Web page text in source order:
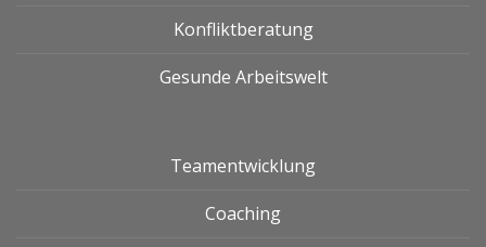
Konfliktberatung
Gesunde Arbeitswelt
Teamentwicklung
Coaching